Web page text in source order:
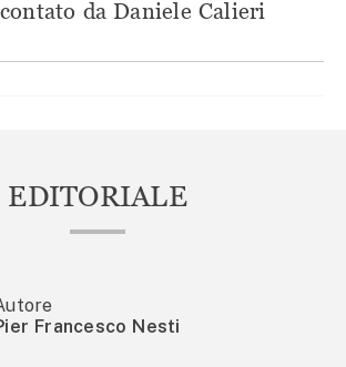
da Daniele Calieri
EDITORIALE
Francesco Nesti